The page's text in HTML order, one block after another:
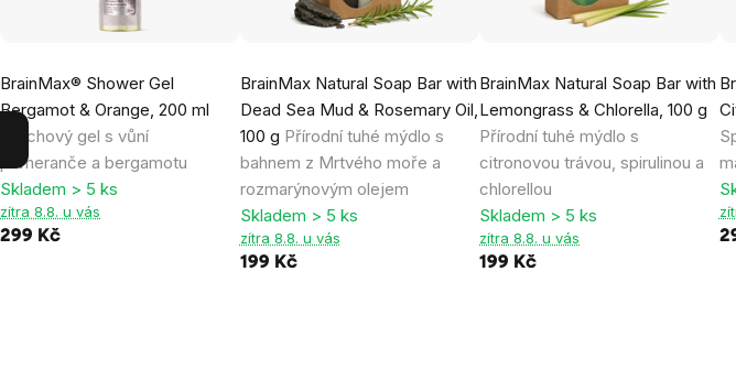
BrainMax® Shower Gel
Bergamot & Orange, 200 ml
Sprchový gel s vůní
pomeranče a bergamotu
Skladem > 5 ks
zítra 8.8. u vás
299 Kč
BrainMax Natural Soap Bar with
Dead Sea Mud & Rosemary Oil,
100 g Přírodní tuhé mýdlo s
bahnem z Mrtvého moře a
rozmarýnovým olejem
Skladem > 5 ks
zítra 8.8. u vás
199 Kč
BrainMax Natural Soap Bar with
Lemongrass & Chlorella, 100 g
Přírodní tuhé mýdlo s
citronovou trávou, spirulinou a
chlorellou
Skladem > 5 ks
zítra 8.8. u vás
199 Kč